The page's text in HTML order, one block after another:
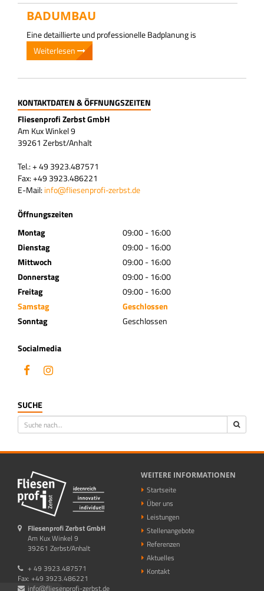
BADUMBAU
Eine detaillierte und professionelle Badplanung is
Weiterlesen
KONTAKTDATEN & ÖFFNUNGSZEITEN
Fliesenprofi Zerbst GmbH
Am Kux Winkel 9
39261 Zerbst/Anhalt
Tel.: + 49 3923.487571
Fax: +49 3923.486221
E-Mail:info@fliesenprofi-zerbst.de
Öffnungszeiten
Montag
09:00 - 16:00
Dienstag
09:00 - 16:00
Mittwoch
09:00 - 16:00
Donnerstag
09:00 - 16:00
Freitag
09:00 - 16:00
Samstag
Geschlossen
Sonntag
Geschlossen
Socialmedia
SUCHE
Fliesenprofi Zerbst GmbH
Am Kux Winkel 9
39261 Zerbst/Anhalt
+ 49 3923.487571
Fax: +49 3923.486221
info@fliesenprofi-zerbst.de
WEITERE INFORMATIONEN
Startseite
Über uns
Leistungen
Stellenangebote
Referenzen
Aktuelles
Kontakt